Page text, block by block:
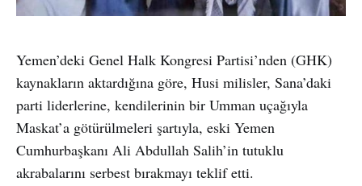
Yemen’deki Genel Halk Kongresi Partisi’nden (GHK)
kaynakların aktardığına göre, Husi milisler, Sana’daki
parti liderlerine, kendilerinin bir Umman uçağıyla
Maskat’a götürülmeleri şartıyla, eski Yemen
Cumhurbaşkanı Ali Abdullah Salih’in tutuklu
akrabalarını serbest bırakmayı teklif etti.